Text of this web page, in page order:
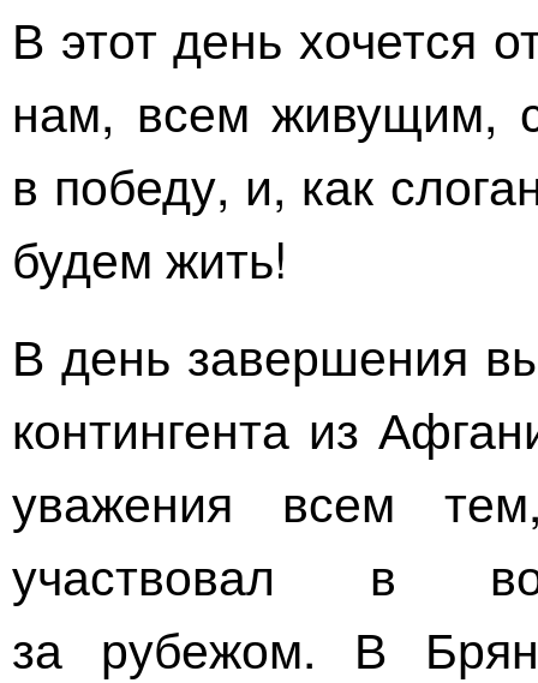
В этот день хочется
нам, всем живущим,
в победу, и, как
будем жить!
В день завершения
контингента из
уважения всем
участвовал в
за рубежом. В